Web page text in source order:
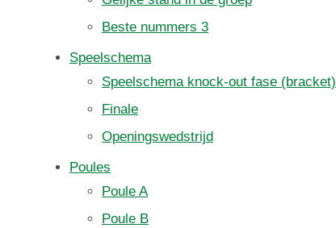
Beste nummers 3
Speelschema
Speelschema knock-out fase (bracket)
Finale
Openingswedstrijd
Poules
Poule A
Poule B